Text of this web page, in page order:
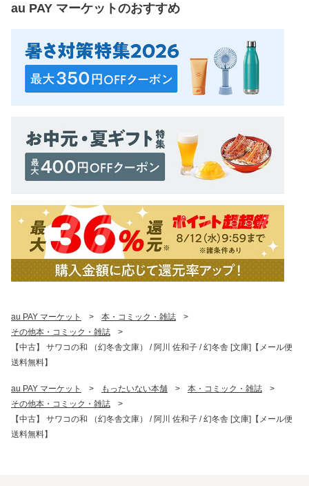
au PAY マーケットのおすすめ
au PAY マーケット > 本・コミック・雑誌
>
その他本・コミック・雑誌
>
【中古】 サワコの和 （幻冬舎文庫） / 阿川 佐和子 / 幻冬舎 [文庫]【メール便
送料無料】
au PAY マーケット > もったいない本舗 > 本・コミック・雑誌
>
その他本・コミック・雑誌
>
【中古】 サワコの和 （幻冬舎文庫） / 阿川 佐和子 / 幻冬舎 [文庫]【メール便
送料無料】